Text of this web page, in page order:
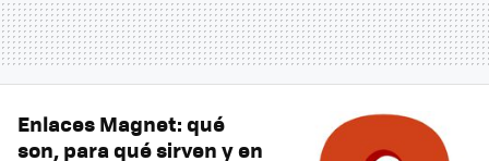
Enlaces Magnet: qué
son, para qué sirven y en